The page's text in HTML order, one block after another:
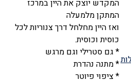
המקדש יוצק את היין במרכז
המתקן מלמעלה
ואז היין מחלחל דרך צנוריות לכל
כוסית וכוסית.
* גם סטרילי וגם מרגש
* מתנה נהדרת
* ציפוי פיוטר